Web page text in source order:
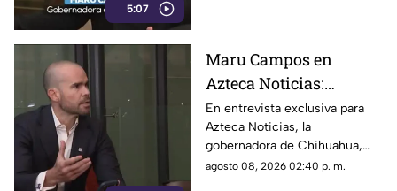
5:07
Maru Campos en
Azteca Noticias:
Advierte que nuevos
lineamientos del
Gobierno Federal
amenazan la libertad
En entrevista exclusiva para
Azteca Noticias, la
gobernadora de Chihuahua,
Maru Campos, alzó la voz
agosto 08, 2026 02:40 p. m.